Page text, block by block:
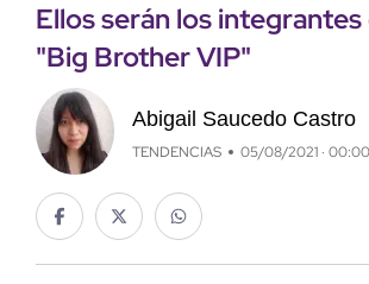
Ellos serán los
"Big Brother VIP"
Abigail Saucedo Castro
TENDENCIAS 05/08/2021 ·